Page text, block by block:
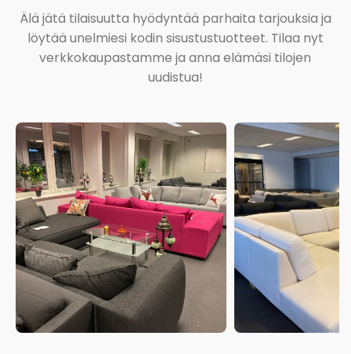
Älä jätä tilaisuutta hyödyntää parhaita tarjouksia ja
löytää unelmiesi kodin sisustustuotteet. Tilaa nyt
verkkokaupastamme ja anna elämäsi tilojen
uudistua!